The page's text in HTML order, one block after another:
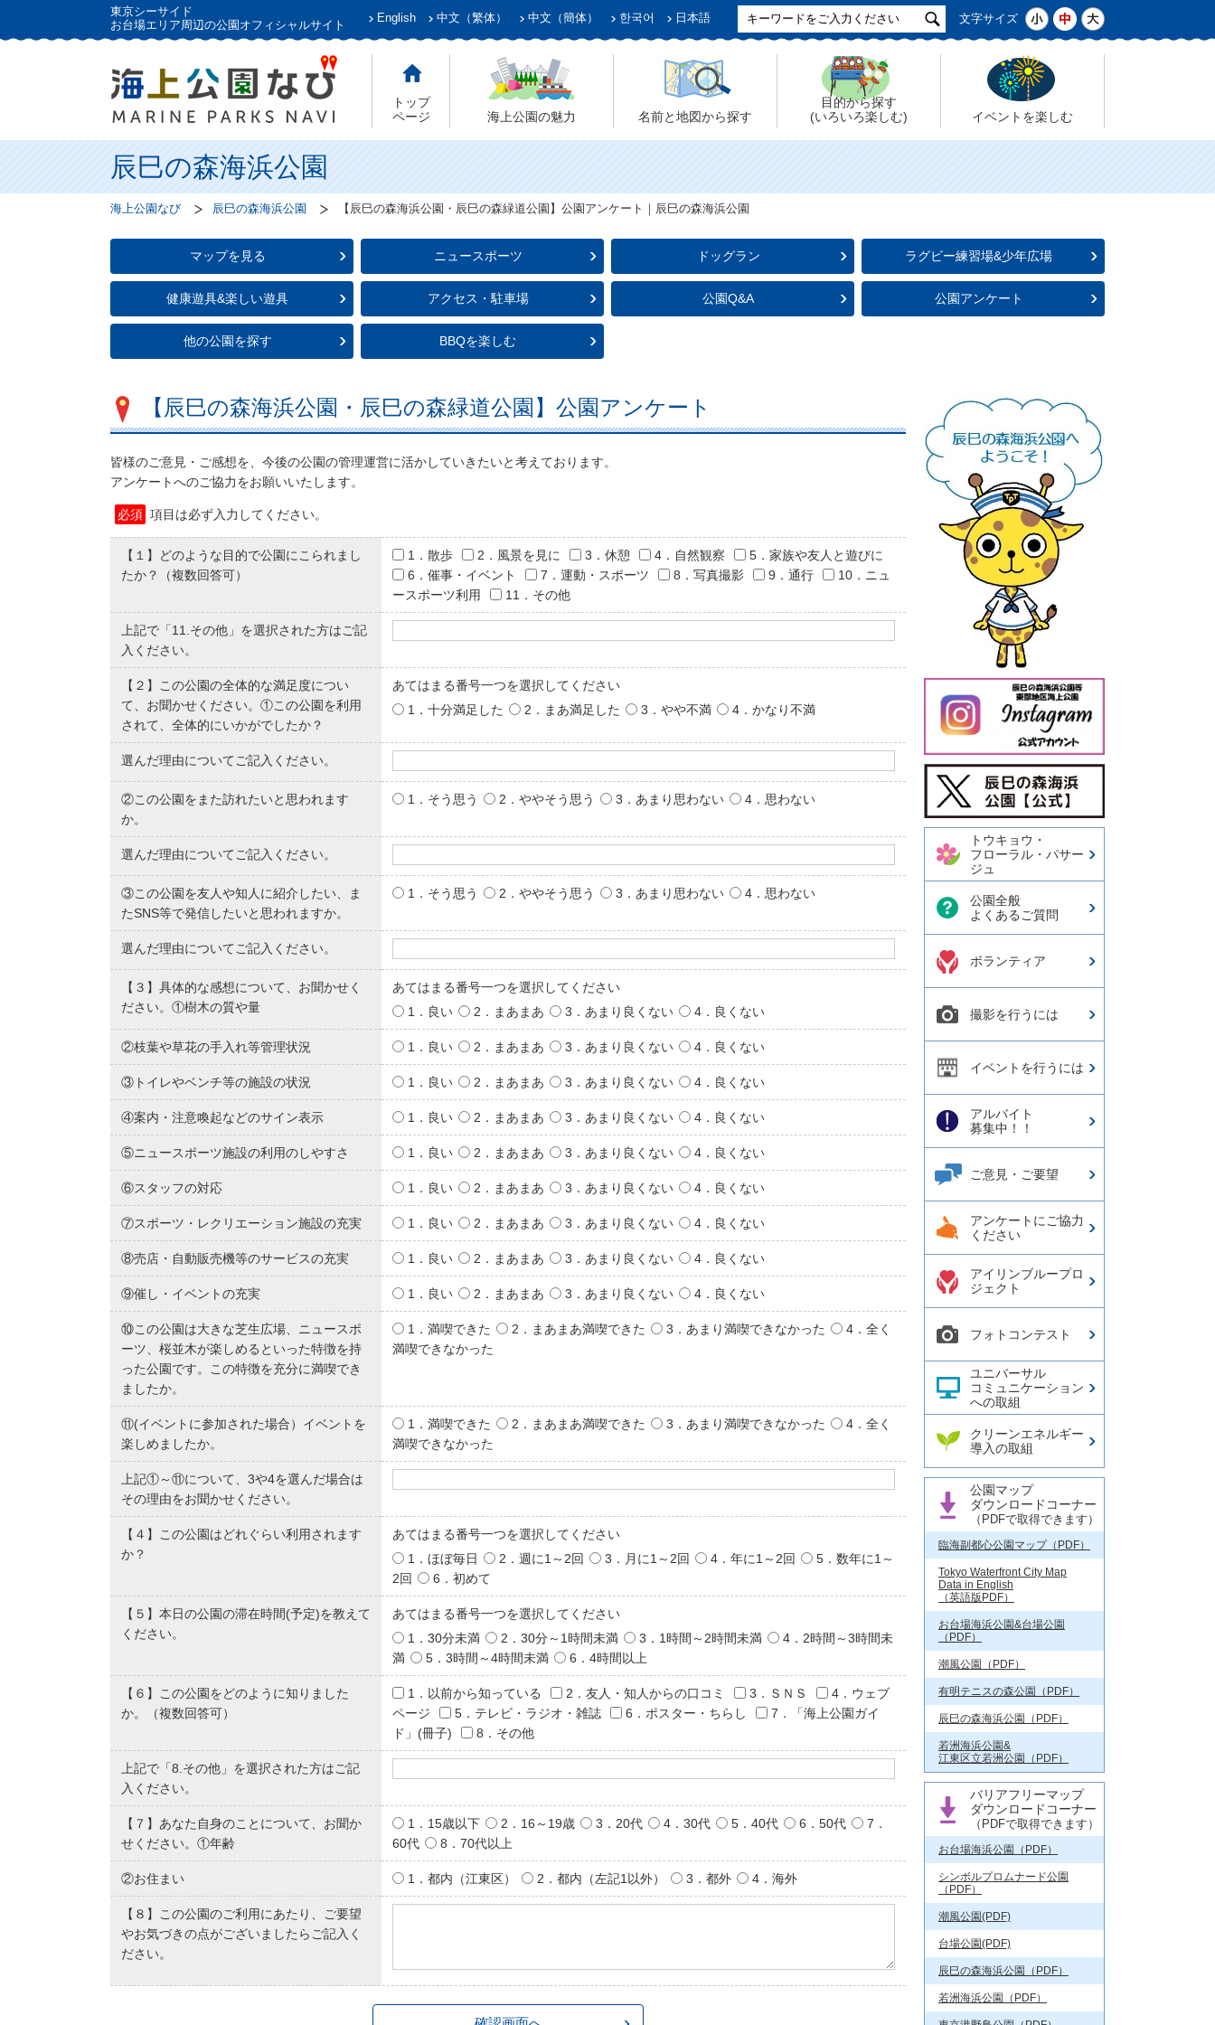
東京シーサイド
お台場エリア周辺の公園オフィシャルサイト
English 中文（繁体） 中文（簡体） 한국어 日本語 文字サイズ
トップ
ページ
海上公園の魅力 名前と地図から探す
目的から探す
(いろいろ楽しむ)
イベントを楽しむ
辰巳の森海浜公園
海上公園なび 辰巳の森海浜公園 【辰巳の森海浜公園・辰巳の森緑道公園】公園アンケート｜辰巳の森海浜公園
マップを見る ニュースポーツ ドッグラン ラグビー練習場&少年広場
健康遊具&楽しい遊具 アクセス・駐車場 公園Q&A 公園アンケート
他の公園を探す BBQを楽しむ
【辰巳の森海浜公園・辰巳の森緑道公園】公園アンケート
皆様のご意見・ご感想を、今後の公園の管理運営に活かしていきたいと考えております。
アンケートへのご協力をお願いいたします。
必須 項目は必ず入力してください。
【１】どのような目的で公園にこられまし
たか？（複数回答可）
1．散歩 2．風景を見に 3．休憩 4．自然観察
5．家族や友人と遊びに
6．催事・イベント
7．運動・スポーツ 8．写真撮影 9．通行
10．ニュ
ースポーツ利用
11．その他
上記で「11.その他」を選択された方はご記
入ください。
【２】この公園の全体的な満足度につい
て、お聞かせください。①この公園を利用
されて、全体的にいかがでしたか？
あてはまる番号一つを選択してください
1．十分満足した
2．まあ満足した 3．やや不満 4．かなり不満
選んだ理由についてご記入ください。
②この公園をまた訪れたいと思われます
か。
1．そう思う 2．ややそう思う 3．あまり思わない 4．思わない
選んだ理由についてご記入ください。
③この公園を友人や知人に紹介したい、ま
たSNS等で発信したいと思われますか。
1．そう思う 2．ややそう思う 3．あまり思わない 4．思わない
選んだ理由についてご記入ください。
【３】具体的な感想について、お聞かせく
ださい。①樹木の質や量
あてはまる番号一つを選択してください
1．良い
2．まあまあ 3．あまり良くない 4．良くない
②枝葉や草花の手入れ等管理状況 1．良い 2．まあまあ 3．あまり良くない 4．良くない
③トイレやベンチ等の施設の状況 1．良い 2．まあまあ 3．あまり良くない 4．良くない
④案内・注意喚起などのサイン表示 1．良い 2．まあまあ 3．あまり良くない 4．良くない
⑤ニュースポーツ施設の利用のしやすさ 1．良い 2．まあまあ 3．あまり良くない 4．良くない
⑥スタッフの対応 1．良い 2．まあまあ 3．あまり良くない 4．良くない
⑦スポーツ・レクリエーション施設の充実 1．良い 2．まあまあ 3．あまり良くない 4．良くない
⑧売店・自動販売機等のサービスの充実 1．良い 2．まあまあ 3．あまり良くない 4．良くない
⑨催し・イベントの充実 1．良い 2．まあまあ 3．あまり良くない 4．良くない
⑩この公園は大きな芝生広場、ニュースポ
ーツ、桜並木が楽しめるといった特徴を持
った公園です。この特徴を充分に満喫でき
ましたか。
1．満喫できた 2．まあまあ満喫できた 3．あまり満喫できなかった
4．全く
満喫できなかった
⑪(イベントに参加された場合）イベントを
楽しめましたか。
1．満喫できた 2．まあまあ満喫できた 3．あまり満喫できなかった
4．全く
満喫できなかった
上記①～⑪について、3や4を選んだ場合は
その理由をお聞かせください。
【４】この公園はどれぐらい利用されます
か？
あてはまる番号一つを選択してください
1．ほぼ毎日
2．週に1～2回 3．月に1～2回 4．年に1～2回
5．数年に1～
2回
6．初めて
【５】本日の公園の滞在時間(予定)を教えて
ください。
あてはまる番号一つを選択してください
1．30分未満
2．30分～1時間未満 3．1時間～2時間未満
4．2時間～3時間未
満
5．3時間～4時間未満 6．4時間以上
【６】この公園をどのように知りました
か。（複数回答可）
1．以前から知っている 2．友人・知人からの口コミ 3．ＳＮＳ
4．ウェブ
ページ
5．テレビ・ラジオ・雑誌 6．ポスター・ちらし
7．「海上公園ガイ
ド」(冊子)
8．その他
上記で「8.その他」を選択された方はご記
入ください。
【７】あなた自身のことについて、お聞か
せください。①年齢
1．15歳以下 2．16～19歳 3．20代 4．30代 5．40代 6．50代
7．
60代
8．70代以上
②お住まい 1．都内（江東区） 2．都内（左記1以外） 3．都外 4．海外
【８】この公園のご利用にあたり、ご要望
やお気づきの点がございましたらご記入く
ださい。
今日の辰巳の森海浜公園
【公式X】
トウキョウ・
フローラル・パサー
ジュ
公園全般
よくあるご質問
ボランティア
撮影を行うには
イベントを行うには
アルバイト
募集中！！
ご意見・ご要望
アンケートにご協力
ください
アイリンブループロ
ジェクト
フォトコンテスト
ユニバーサル
コミュニケーション
への取組
クリーンエネルギー
導入の取組
公園マップ
ダウンロードコーナー
（PDFで取得できます）
臨海副都心公園マップ（PDF）
Tokyo Waterfront City Map
Data in English
（英語版PDF）
お台場海浜公園&台場公園
（PDF）
潮風公園（PDF）
有明テニスの森公園（PDF）
辰巳の森海浜公園（PDF）
若洲海浜公園&
江東区立若洲公園（PDF）
バリアフリーマップ
ダウンロードコーナー
（PDFで取得できます）
お台場海浜公園（PDF）
シンボルプロムナード公園
（PDF）
潮風公園(PDF)
台場公園(PDF)
辰巳の森海浜公園（PDF）
若洲海浜公園（PDF）